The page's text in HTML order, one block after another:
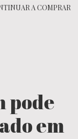
A COMPRAR
pode
em